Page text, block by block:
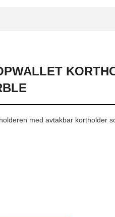
med avtakbar kortholder